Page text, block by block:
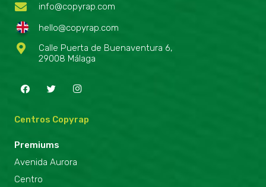
info@copyrap.com
hello@copyrap.com
Calle Puerta de Buenaventura 6,
29008 Málaga
Centros Copyrap
Premiums
Avenida Aurora
Centro